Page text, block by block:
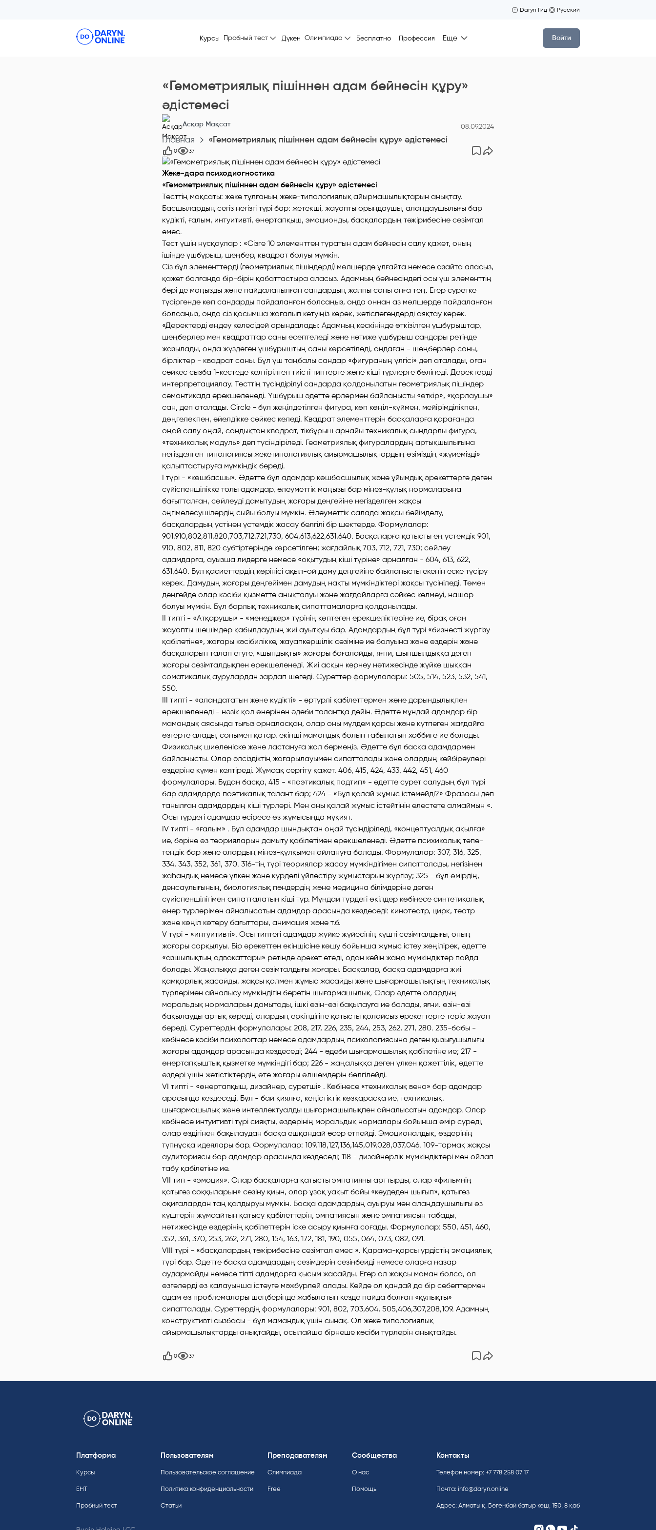
Daryn Гид Русский
Курсы Пробный тест Дүкен Олимпиада Бесплатно Профессия Еще Войти
«Гемометриялық пішіннен адам бейнесін құру»
әдістемесі
Асқар Мақсат 08.09.2024
Главная «Гемометриялық пішіннен адам бейнесін құру» әдістемесі
0 37
Жеке-дара психодиогностика
«Гемометриялық пішіннен адам бейнесін құру» әдістемесі
Тесттің мақсаты: жеке тұлғаның жеке-типологиялық айырмашылықтарын анықтау.
Басшылардың сегіз негізгі түрі бар: жетекші, жауапты орындаушы, алаңдаушылығы бар
күдікті, ғалым, интуитивті, өнертапқыш, эмоционды, басқалардың тәжірибесіне сезімтал
емес.
Тест үшін нұсқаулар : «Сізге 10 элементтен тұратын адам бейнесін салу қажет, оның
ішінде үшбұрыш, шеңбер, квадрат болуы мүмкін.
Сіз бұл элементтерді (геометриялық пішіндерді) мөлшерде ұлғайта немесе азайта аласыз,
қажет болғанда бір-бірін қабаттастыра аласыз. Адамның бейнесіндегі осы үш элементтің
бәрі де маңызды және пайдаланылған сандардың жалпы саны онға тең. Егер суретке
түсіргенде көп сандарды пайдаланған болсаңыз, онда оннан аз мөлшерде пайдаланған
болсаңыз, онда сіз қосымша жоғалып кетуіңіз керек, жетіспегендерді аяқтау керек.
«Деректерді өңдеу келесідей орындалады: Адамның кескінінде өткізілген үшбұрыштар,
шеңберлер мен квадраттар саны есептеледі және нәтиже үшбұрыш сандары ретінде
жазылады, онда жүздеген үшбұрыштың саны көрсетіледі, ондаған - шеңберлер саны,
бірліктер - квадрат саны. Бұл үш таңбалы сандар «фигураның үлгісі» деп аталады, оған
сәйкес сызба 1-кестеде келтірілген тиісті типтерге және кіші түрлерге бөлінеді. Деректерді
интерпретациялау. Тесттің түсіндірілуі сандарда қолданылатын геометриялық пішіндер
семантикада ерекшеленеді. Үшбұрыш әдетте ерлермен байланысты «өткір», «қорлаушы»
сан, деп аталады. Circle - бұл жеңілдетілген фигура, көп көңіл-күймен, мейірімділікпен,
дөңгелекпен, әйелдікке сәйкес келеді. Квадрат элементтерін басқаларға қарағанда
оңай салу оңай, сондықтан квадрат, тікбұрыш арнайы техникалық сындарлы фигура,
«техникалық модуль» деп түсіндіріледі. Геометриялық фигуралардың артықшылығына
негізделген типологиясы жекетипологиялық айырмашылықтардың өзіміздің «жүйемізді»
қалыптастыруға мүмкіндік береді.
I түрі - «көшбасшы». Әдетте бұл адамдар көшбасшылық және ұйымдық әрекеттерге деген
сүйіспеншілікке толы адамдар, әлеуметтік маңызы бар мінез-құлық нормаларына
бағытталған, сөйлеуді дамытудың жоғары деңгейіне негізделген жақсы
әңгімелесушілердің сыйы болуы мүмкін. Әлеуметтік салада жақсы бейімделу,
басқалардың үстінен үстемдік жасау белгілі бір шектерде. Формулалар:
901,910,802,811,820,703,712,721,730, 604,613,622,631,640. Басқаларға қатысты ең үстемдік 901,
910, 802, 811, 820 субтipтерінде көрсетілген; жағдайлық 703, 712, 721, 730; сөйлеу
адамдарға, ауызша лидерге немесе «оқытудың кіші түріне» арналған - 604, 613, 622,
631,640. Бұл қасиеттердің көрінісі ақыл-ой даму деңгейіне байланысты екенін еске түсіру
керек. Дамудың жоғары деңгейімен дамудың нақты мүмкіндіктері жақсы түсініледі. Төмен
деңгейде олар кәсіби қызметте анықталуы және жағдайларға сәйкес келмеуі, нашар
болуы мүмкін. Бұл барлық техникалық сипаттамаларға қолданылады.
II типті - «Атқарушы» - «менеджер» түрінің көптеген ерекшеліктеріне ие, бірақ оған
жауапты шешімдер қабылдаудың жиі ауытқуы бар. Адамдардың бұл түрі «бизнесті жүргізу
қабілетіне», жоғары кәсібилікке, жауапкершілік сезіміне ие болуына және өздерін және
басқаларын талап етуге, «шындықты» жоғары бағалайды, яғни, шыншылдыққа деген
жоғары сезімталдықпен ерекшеленеді. Жиі асқын кернеу нәтижесінде жүйке шыққан
соматикалық аурулардан зардап шегеді. Суреттер формулалары: 505, 514, 523, 532, 541,
550.
III типті - «алаңдататын және күдікті» - әртүрлі қабілеттермен және дарындылықпен
ерекшеленеді - нәзік қол өнерінен әдеби талантқа дейін. Әдетте мұндай адамдар бір
мамандық аясында тығыз орналасқан, олар оны мүлдем қарсы және күтпеген жағдайға
өзгерте алады, сонымен қатар, екінші мамандық болып табылатын хоббиге ие болады.
Физикалық шиеленіске және ластануға жол бермеңіз. Әдетте бұл басқа адамдармен
байланысты. Олар әлсіздіктің жоғарылауымен сипатталады және олардың кейбіреулері
өздеріне күмән келтіреді. Жұмсақ сергіту қажет. 406, 415, 424, 433, 442, 451, 460
формулалары. Бұдан басқа, 415 - «поэтикалық подтип» - әдетте сурет салудың бұл түрі
бар адамдарда поэтикалық талант бар; 424 - «Бұл қалай жұмыс істемейді?» Фразасы деп
танылған адамдардың кіші түрлері. Мен оны қалай жұмыс істейтінін елестете алмаймын «.
Осы түрдегі адамдар әсіресе өз жұмысында мұқият.
IV типті - «ғалым» . Бұл адамдар шындықтан оңай түсіндіріледі, «концептуалдық ақылға»
ие, бәріне өз теорияларын дамыту қабілетімен ерекшеленеді. Әдетте психикалық тепе-
теңдік бар және олардың мінез-құлқымен ойлануға болады. Формулалар: 307, 316, 325,
334, 343, 352, 361, 370. 316-тің түрі теориялар жасау мүмкіндігімен сипатталады, негізінен
жаһандық немесе үлкен және күрделі үйлестіру жұмыстарын жүргізу; 325 - бұл өмірдің,
денсаулығының, биологиялық пәндердің және медицина білімдеріне деген
сүйіспеншілігімен сипатталатын кіші түр. Мұндай түрдегі өкілдер көбінесе синтетикалық
өнер түрлерімен айналысатын адамдар арасында кездеседі: кинотеатр, цирк, театр
және көңіл көтеру бағыттары, анимация және т.б.
V түрі - «интуитивті». Осы типтегі адамдар жүйке жүйесінің күшті сезімталдығы, оның
жоғары сарқылуы. Бір әрекеттен екіншісіне көшу бойынша жұмыс істеу жеңілірек, әдетте
«азшылықтың адвокаттары» ретінде әрекет етеді, одан кейін жаңа мүмкіндіктер пайда
болады. Жаңалыққа деген сезімталдығы жоғары. Басқалар, басқа адамдарға жиі
қамқорлық жасайды, жақсы қолмен жұмыс жасайды және шығармашылықтың техникалық
түрлерімен айналысу мүмкіндігін беретін шығармашылық. Олар әдетте олардың
моральдық нормаларын дамытады, ішкі өзін-өзі бақылауға ие болады, яғни. өзін-өзі
бақылауды артық көреді, олардың еркіндігіне қатысты қолайсыз әрекеттерге теріс жауап
береді. Суреттердің формулалары: 208, 217, 226, 235, 244, 253, 262, 271, 280. 235-бабы -
көбінесе кәсіби психологтар немесе адамдардың психологиясына деген қызығушылығы
жоғары адамдар арасында кездеседі; 244 - әдеби шығармашылық қабілетіне ие; 217 -
өнертапқыштық қызметке мүмкіндігі бар; 226 - жаңалыққа деген үлкен қажеттілік, әдетте
өздері үшін жетістіктердің өте жоғары өлшемдерін белгілейді.
VI типті - «өнертапқыш, дизайнер, суретші» . Көбінесе «техникалық вена» бар адамдар
арасында кездеседі. Бұл - бай қиялға, кеңістіктік көзқарасқа ие, техникалық,
шығармашылық және интеллектуалды шығармашылықпен айналысатын адамдар. Олар
көбінесе интуитивті түрі сияқты, өздерінің моральдық нормалары бойынша өмір сүреді,
олар өздігінен бақылаудан басқа ешқандай әсер етпейді. Эмоционалдық, өздерінің
түпнұсқа идеялары бар. Формулалар: 109,118,127,136,145,019,028,037,046. 109-тармақ жақсы
аудиториясы бар адамдар арасында кездеседі; 118 - дизайнерлік мүмкіндіктері мен ойлап
табу қабілетіне ие.
VII тип - «эмоция». Олар басқаларға қатысты эмпатияны арттырды, олар «фильмнің
қатыгез соққыларын» сезіну қиын, олар ұзақ уақыт бойы «кеудеден шығып», қатыгез
оқиғалардан таң қалдыруы мүмкін. Басқа адамдардың ауыруы мен алаңдаушылығы өз
күштерін жұмсайтын қатысу қабілеттерін, эмпатиясын және эмпатиясын табады,
нәтижесінде өздерінің қабілеттерін іске асыру қиынға соғады. Формулалар: 550, 451, 460,
352, 361, 370, 253, 262, 271, 280, 154, 163, 172, 181, 190, 055, 064, 073, 082, 091.
VIII түрі - «басқалардың тәжірибесіне сезімтал емес ». Қарама-қарсы үрдістің эмоциялық
түрі бар. Әдетте басқа адамдардың сезімдерін сезінбейді немесе оларға назар
аудармайды немесе тіпті адамдарға қысым жасайды. Егер ол жақсы маман болса, ол
өзгелерді өз қалауынша істеуге мәжбүрлей алады. Кейде ол қандай да бір себептермен
адам өз проблемалары шеңберінде жабылатын кезде пайда болған «қулықты»
сипатталады. Суреттердің формулалары: 901, 802, 703,604, 505,406,307,208,109. Адамның
конструктивті сызбасы - бұл мамандық үшін сынақ. Ол жеке типологиялық
айырмашылықтарды анықтайды, осылайша бірнеше кәсіби түрлерін анықтайды.
0 37
Платформа
Курсы
ЕНТ
Пробный тест
Пользователям
Пользовательское соглашение
Политика конфиденциальности
Статьи
Преподавателям
Олимпиада
Free
Сообщества
О нас
Помощь
Контакты
Телефон номер: +7 778 258 07 17
Почта: info@daryn.online
Адрес: Алматы қ, Бөгенбай батыр көш, 150, 8 қаб